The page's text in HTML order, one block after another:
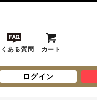
ある質問 カート
ログイン